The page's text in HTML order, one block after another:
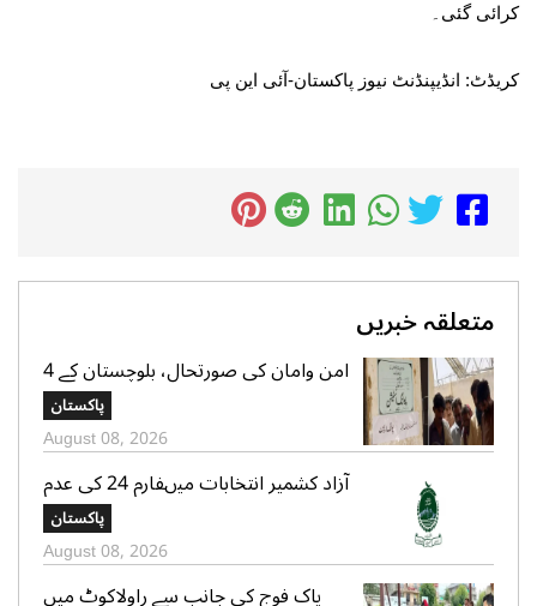
کرائی گئی۔
کریڈٹ: انڈیپنڈنٹ نیوز پاکستان-آئی این پی
متعلقہ خبریں
امن وامان کی صورتحال، بلوچستان کے 4
بلدیاتی حلقوں میں آج ہونیوالی پولنگ
ملتوی
پاکستان
August 08, 2026
آزاد کشمیر انتخابات میںفارم 24 کی عدم
فراہمی کے دعوے بے بنیاد ہیں، الیکشن
کمیشن کی وضاحت
پاکستان
August 08, 2026
پاک فوج کی جانب سے راولاکوٹ میں